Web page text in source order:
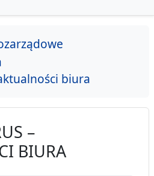
biura
–
BIURA